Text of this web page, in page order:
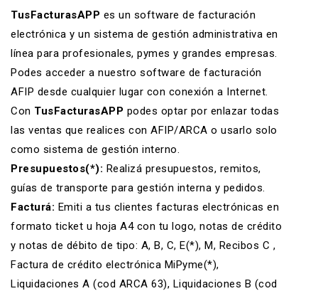
TusFacturasAPP es un software de facturación
electrónica y un sistema de gestión administrativa en
línea para profesionales, pymes y grandes empresas.
Podes acceder a nuestro software de facturación
AFIP desde cualquier lugar con conexión a Internet.
Con TusFacturasAPP podes optar por enlazar todas
las ventas que realices con AFIP/ARCA o usarlo solo
como sistema de gestión interno.
Presupuestos(*): Realizá presupuestos, remitos,
guías de transporte para gestión interna y pedidos.
Facturá: Emiti a tus clientes facturas electrónicas en
formato ticket u hoja A4 con tu logo, notas de crédito
y notas de débito de tipo: A, B, C, E(*), M, Recibos C ,
Factura de crédito electrónica MiPyme(*),
Liquidaciones A (cod ARCA 63), Liquidaciones B (cod